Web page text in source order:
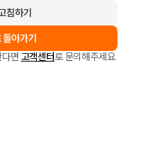
침하기
돌아가기
면 고객센터로 문의해주세요.